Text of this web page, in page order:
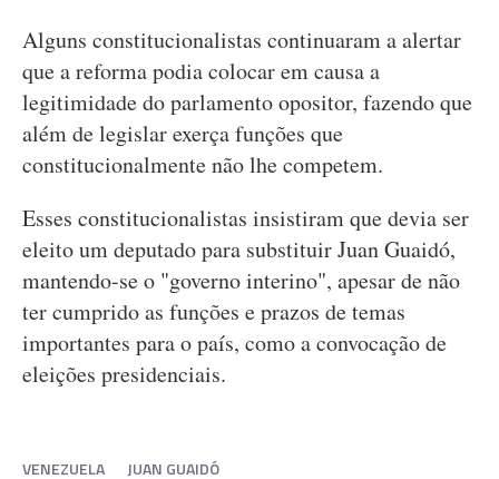
Alguns constitucionalistas continuaram a alertar
que a reforma podia colocar em causa a
legitimidade do parlamento opositor, fazendo que
além de legislar exerça funções que
constitucionalmente não lhe competem.
Esses constitucionalistas insistiram que devia ser
eleito um deputado para substituir Juan Guaidó,
mantendo-se o "governo interino", apesar de não
ter cumprido as funções e prazos de temas
importantes para o país, como a convocação de
eleições presidenciais.
VENEZUELA JUAN GUAIDÓ